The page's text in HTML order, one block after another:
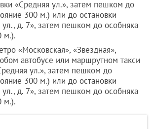
«Средняя ул.», затем пешком до
300 м.) или до остановки
д. 7», затем пешком до особняка
м.).
«Московская», «Звездная»,
автобусе или маршрутном такси
ул.», затем пешком до
300 м.) или до остановки
д. 7», затем пешком до особняка
м.).